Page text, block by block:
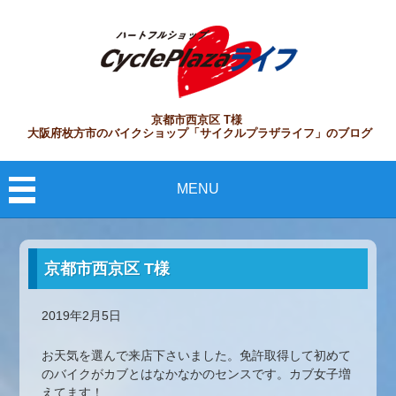
京都市西京区 T様
大阪府枚方市のバイクショップ「サイクルプラザライフ」のブログ
MENU
京都市西京区 T様
2019年2月5日
お天気を選んで来店下さいました。免許取得して初めて
のバイクがカブとはなかなかのセンスです。カブ女子増
えてます！